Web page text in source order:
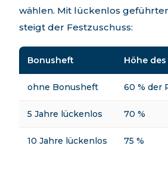
wählen. Mit lückenlos
steigt der Festzuschuss:
Bonusheft Höhe
ohne Bonusheft 60 % der
5 Jahre lückenlos 70 %
10 Jahre lückenlos 75 %